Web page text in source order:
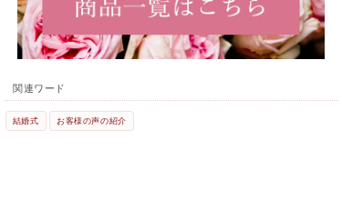
関連ワード
結婚式 お客様の声の紹介